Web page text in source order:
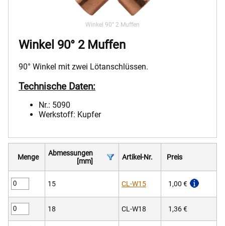
Winkel 90° 2 Muffen
Winkel 90° 2 Muffen
90° Winkel mit zwei Lötanschlüssen.
Technische Daten:
Nr.: 5090
Werkstoff: Kupfer
Menge
Abmessungen
[mm]
Artikel-Nr. Preis
15 CL-W15 1,00 €
18 CL-W18 1,36 €